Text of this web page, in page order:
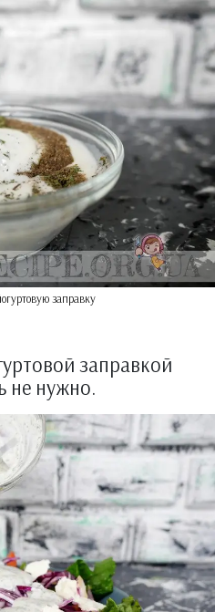
заправку
заправкой
не нужно.